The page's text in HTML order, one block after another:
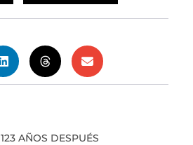
123 AÑOS DESPUÉS